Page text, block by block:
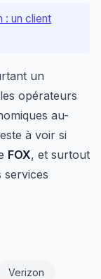
: un client
un
opérateurs
au-
à voir si
FOX, et surtout
Verizon